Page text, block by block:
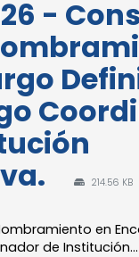
-
214.56 KB
en
de Institución...